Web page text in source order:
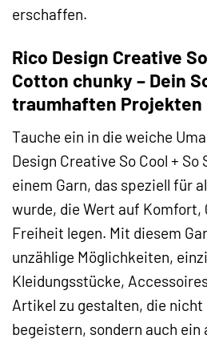
erschaffen.
Rico Design Creative
Cotton chunky – Dein
traumhaften Projekten
Tauche ein in die weiche
Design Creative So Cool +
einem Garn, das speziell für
wurde, die Wert auf Komfort,
Freiheit legen. Mit diesem
unzählige Möglichkeiten,
Kleidungsstücke,
Artikel zu gestalten, die
begeistern, sondern auch ein